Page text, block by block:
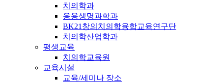
치의학과
응용생명과학과
BK21창의치의학융합교육연구단
치의학산업학과
평생교육
치의학교육원
교육시설
교육/세미나 장소